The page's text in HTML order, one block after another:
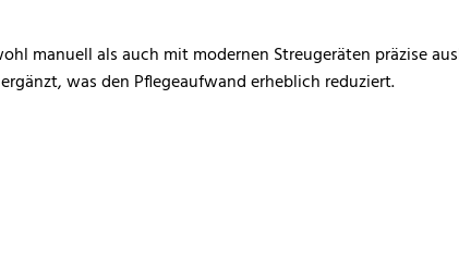
manuell als auch mit modernen Streugeräten präzise
was den Pflegeaufwand erheblich reduziert.